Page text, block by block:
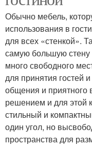
Обычно мебель,
использования в
для всех «стенкой».
самую большую стену
много свободного
для принятия гостей
общения и
решением и для этой
стильный и
один угол, но
пространства для